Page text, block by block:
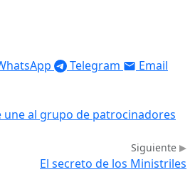
Telegram Email
une al grupo de patrocinadores
Siguiente
El secreto de los Ministriles